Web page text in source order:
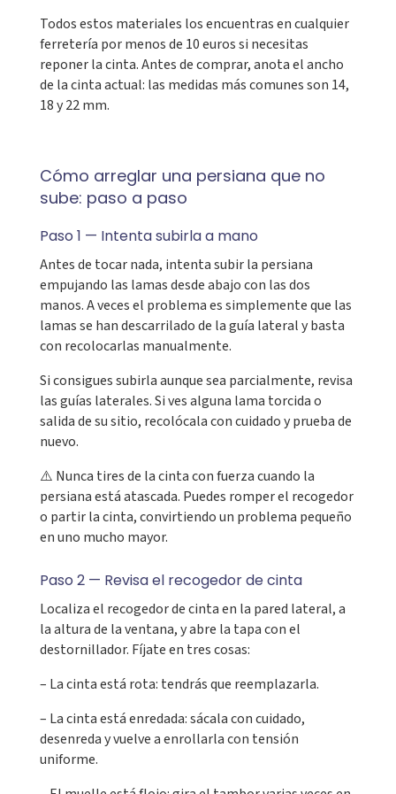
Todos estos materiales los encuentras en cualquier
ferretería por menos de 10 euros si necesitas
reponer la cinta. Antes de comprar, anota el ancho
de la cinta actual: las medidas más comunes son 14,
18 y 22 mm.
Cómo arreglar una persiana que no
sube: paso a paso
Paso 1 — Intenta subirla a mano
Antes de tocar nada, intenta subir la persiana
empujando las lamas desde abajo con las dos
manos. A veces el problema es simplemente que las
lamas se han descarrilado de la guía lateral y basta
con recolocarlas manualmente.
Si consigues subirla aunque sea parcialmente, revisa
las guías laterales. Si ves alguna lama torcida o
salida de su sitio, recolócala con cuidado y prueba de
nuevo.
⚠️ Nunca tires de la cinta con fuerza cuando la
persiana está atascada. Puedes romper el recogedor
o partir la cinta, convirtiendo un problema pequeño
en uno mucho mayor.
Paso 2 — Revisa el recogedor de cinta
Localiza el recogedor de cinta en la pared lateral, a
la altura de la ventana, y abre la tapa con el
destornillador. Fíjate en tres cosas:
– La cinta está rota: tendrás que reemplazarla.
– La cinta está enredada: sácala con cuidado,
desenreda y vuelve a enrollarla con tensión
uniforme.